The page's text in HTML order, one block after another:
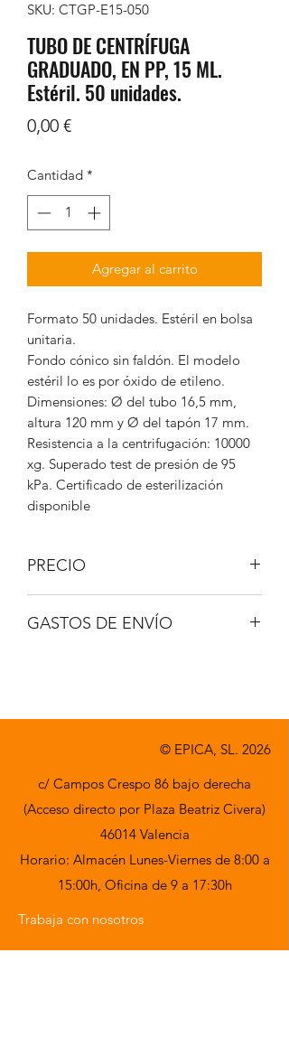
SKU: CTGP-E15-050
TUBO DE CENTRÍFUGA
GRADUADO, EN PP, 15 ML.
Estéril. 50 unidades.
0,00 €Precio
Cantidad *
Agregar al carrito
Formato 50 unidades. Estéril en bolsa
unitaria.
Fondo cónico sin faldón. El modelo
estéril lo es por óxido de etileno.
Dimensiones: Ø del tubo 16,5 mm,
altura 120 mm y Ø del tapón 17 mm.
Resistencia a la centrifugación: 10000
xg. Superado test de presión de 95
kPa. Certificado de esterilización
disponible
PRECIO
GASTOS DE ENVÍO
© EPICA, SL. 2026
c/ Campos Crespo 86 bajo derecha
(Acceso directo por Plaza Beatriz Civera)
46014 Valencia
Horario: Almacén Lunes-Viernes de 8:00 a
15:00h, Oficina de 9 a 17:30h
Trabaja con nosotros